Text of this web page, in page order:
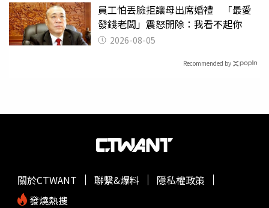
員工怕丟臉拒讓母出席婚禮 「最愛
發錢老闆」震怒開除：我看不起你
2026-08-05
Recommended by
關於CTWANT 聯繫&爆料
隱私權政策
發燒熱搜